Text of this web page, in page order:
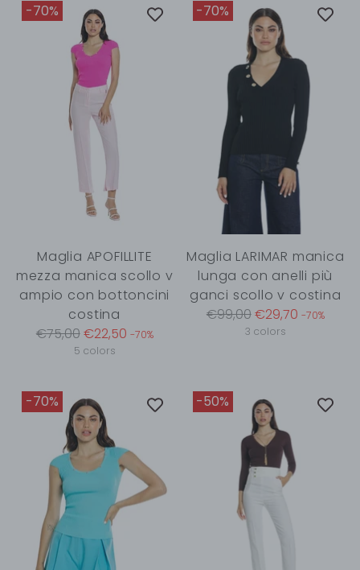
-70%
Maglia APOFILLITE
mezza manica scollo v
ampio con bottoncini
costina
Regular
€75,00€22,50 -70%
5 colors
-70%
Maglia LARIMAR manica
lunga con anelli più
ganci scollo v costina
Regular
€99,00€29,70 -70%
3 colors
-70% -50%